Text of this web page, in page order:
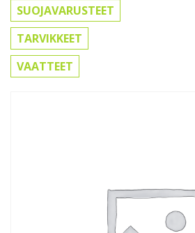
SUOJAVARUSTEET
TARVIKKEET
VAATTEET